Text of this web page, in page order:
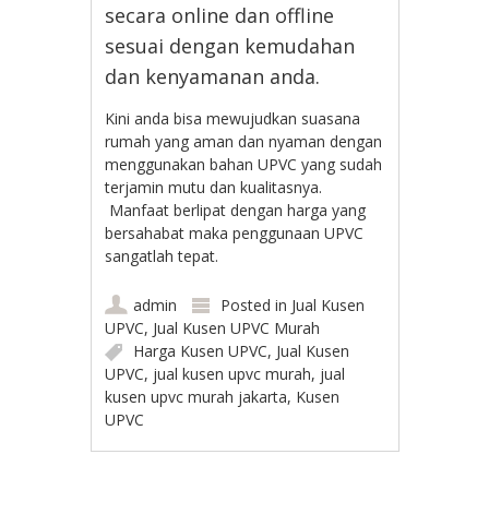
secara online dan offline
sesuai dengan kemudahan
dan kenyamanan anda.
Kini anda bisa mewujudkan suasana
rumah yang aman dan nyaman dengan
menggunakan bahan UPVC yang sudah
terjamin mutu dan kualitasnya.
Manfaat berlipat dengan harga yang
bersahabat maka penggunaan UPVC
sangatlah tepat.
admin Posted in Jual Kusen
UPVC, Jual Kusen UPVC Murah
Harga Kusen UPVC, Jual Kusen
UPVC, jual kusen upvc murah, jual
kusen upvc murah jakarta, Kusen
UPVC